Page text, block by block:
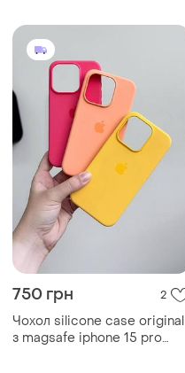
750 грн 2
Чохол silicone case original
з magsafe iphone 15 pro